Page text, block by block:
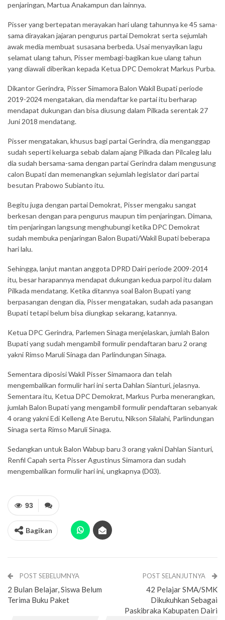
penjaringan, Martua Anakampun dan lainnya.
Pisser yang bertepatan merayakan hari ulang tahunnya ke 45 sama-
sama dirayakan jajaran pengurus partai Demokrat serta sejumlah
awak media membuat susasana berbeda. Usai menyayikan lagu
selamat ulang tahun, Pisser membagi-bagikan kue ulang tahun
yang diawali diberikan kepada Ketua DPC Demokrat Markus Purba.
Dikantor Gerindra, Pisser Simamora Balon Wakil Bupati periode
2019-2024 mengatakan, dia mendaftar ke partai itu berharap
mendapat dukungan dan bisa diusung dalam Pilkada serentak 27
Juni 2018 mendatang.
Pisser mengatakan, khusus bagi partai Gerindra, dia menganggap
sudah seperti keluarga sebab dalam ajang Pilkada dan Pilcaleg lalu
dia sudah bersama-sama dengan partai Gerindra dalam mengusung
calon Bupati dan memenangkan sejumlah legislator dari partai
besutan Prabowo Subianto itu.
Begitu juga dengan partai Demokrat, Pisser mengaku sangat
berkesan dengan para pengurus maupun tim penjaringan. Dimana,
tim penjaringan langsung menghubungi ketika DPC Demokrat
sudah membuka penjaringan Balon Bupati/Wakil Bupati beberapa
hari lalu.
Sehingga, lanjut mantan anggota DPRD Dairi periode 2009-2014
itu, besar harapannya mendapat dukungan kedua parpol itu dalam
Pilkada mendatang. Ketika ditannya soal Balon Bupati yang
berpasangan dengan dia, Pisser mengatakan, sudah ada pasangan
Bupati tetapi belum bisa diungkap sekarang, katannya.
Ketua DPC Gerindra, Parlemen Sinaga menjelaskan, jumlah Balon
Bupati yang sudah mengambil formulir pendaftaran baru 2 orang
yakni Rimso Maruli Sinaga dan Parlindungan Sinaga.
Sementara diposisi Wakil Pisser Simamaora dan telah
mengembalikan formulir hari ini serta Dahlan Sianturi, jelasnya.
Sementara itu, Ketua DPC Demokrat, Markus Purba menerangkan,
jumlah Balon Bupati yang mengambil formulir pendaftaran sebanyak
4 orang yakni Edi Kelleng Ate Berutu, Nikson Silalahi, Parlindungan
Sinaga serta Rimso Maruli Sinaga.
Sedangkan untuk Balon Wabup baru 3 orang yakni Dahlan Sianturi,
Renfil Capah serta Pisser Agustinus Simamora dan sudah
mengembalikan formulir hari ini, ungkapnya (D03).
93
Bagikan
POST SEBELUMNYA
2 Bulan Belajar, Siswa Belum
Terima Buku Paket
POST SELANJUTNYA
42 Pelajar SMA/SMK
Dikukuhkan Sebagai
Paskibraka Kabupaten Dairi